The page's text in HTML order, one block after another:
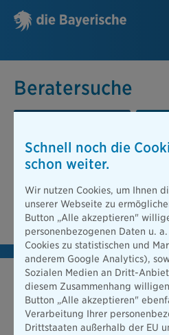
Beratersuche
Beratersuche
PLZ oder Ort
Berater
Schnell noch die
schon weiter.
Wir nutzen Cookies, um Ihnen
unserer Webseite zu
Button „Alle akzeptieren"
personenbezogenen Daten u.
Cookies zu statistischen und
anderem Google Analytics),
Sozialen Medien an Dritt-
diesem Zusammenhang
Button „Alle akzeptieren"
Verarbeitung Ihrer
Drittstaaten außerhalb der EU